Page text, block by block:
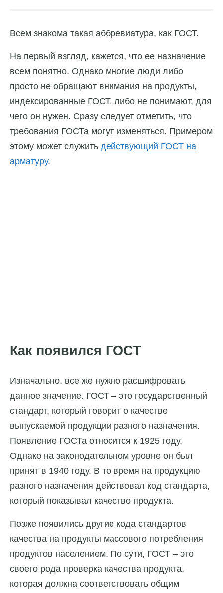
Всем знакома такая аббревиатура, как ГОСТ.
На первый взгляд, кажется, что ее назначение
всем понятно. Однако многие люди либо
просто не обращают внимания на продукты,
индексированные ГОСТ, либо не понимают, для
чего он нужен. Сразу следует отметить, что
требования ГОСТа могут изменяться. Примером
этому может служить действующий ГОСТ на
арматуру.
Как появился ГОСТ
Изначально, все же нужно расшифровать
данное значение. ГОСТ – это государственный
стандарт, который говорит о качестве
выпускаемой продукции разного назначения.
Появление ГОСТа относится к 1925 году.
Однако на законодательном уровне он был
принят в 1940 году. В то время на продукцию
разного назначения действовал код стандарта,
который показывал качество продукта.
Позже появились другие кода стандартов
качества на продукты массового потребления
продуктов населением. По сути, ГОСТ – это
своего рода проверка качества продукта,
которая должна соответствовать общим